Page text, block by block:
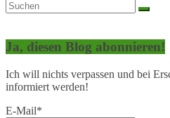
Ja, diesen Blog abonnieren!
Ich will nichts verpassen und bei
informiert werden!
E-Mail*